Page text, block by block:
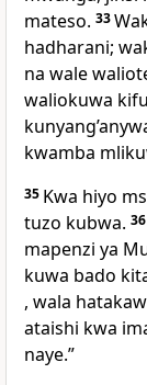
mateso. 33
hadharani;
na wale
waliokuwa
kwamba
35 Kwa hiyo
tuzo kubwa. 36
mapenzi ya
kuwa bado
, wala
ataishi kwa
naye.”